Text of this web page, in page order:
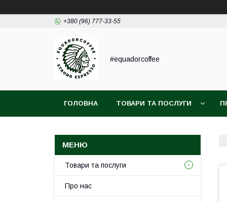
+380 (96) 777-33-55
#equadorcoffee
ГОЛОВНА ТОВАРИ ТА ПОСЛУГИ
Товари та послуги
Про нас